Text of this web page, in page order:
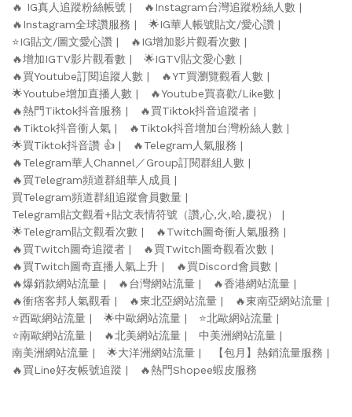
🔥 IG真人追蹤粉絲帳號
🔥Instagram台灣追蹤粉絲人數
🔥Instagram全球讚服務
🌟IG華人帳號貼文/愛心讚
⭐️IG貼文/圖文愛心讚
🔥IG增加影片觀看次數
🔥增加IGTV影片觀看數
🌟IGTV貼文愛心數
🔥買Youtube訂閱追蹤人數
🔥YT買瀏覽觀看人數
🌟Youtube增加直播人數
🔥Youtube買喜歡/Like數
🔥熱門Tiktok抖音服務
🔥買Tiktok抖音追蹤者
🔥Tiktok抖音衝人氣
🔥Tiktok抖音增加台灣粉絲人數
🌟買Tiktok抖音讚 👍
🔥Telegram人氣服務
🔥Telegram華人Channel／Group訂閱群組人數
🔥買Telegram頻道群組華人成員
買Telegram頻道群組追蹤會員數量
Telegram貼文觀看+貼文表情符號（讚,心,火,哈,慶祝）
🌟Telegram貼文觀看次數
🔥Twitch圖奇衝人氣服務
🔥買Twitch圖奇追蹤者
🔥買Twitch圖奇觀看次數
🔥買Twitch圖奇直播人氣上升
🔥買Discord會員數
🔥爆銷款網站流量
🔥台灣網站流量
🔥香港網站流量
🔥衝痞客邦人氣觀看
🔥東北亞網站流量
🔥東南亞網站流量
⭐️西歐網站流量
🌟中歐網站流量
⭐️北歐網站流量
⭐️南歐網站流量
🔥北美網站流量
中美洲網站流量
南美洲網站流量
🌟大洋洲網站流量
【包月】熱銷流量服務
🔥買Line好友帳號追蹤
🔥熱門Shopee蝦皮服務